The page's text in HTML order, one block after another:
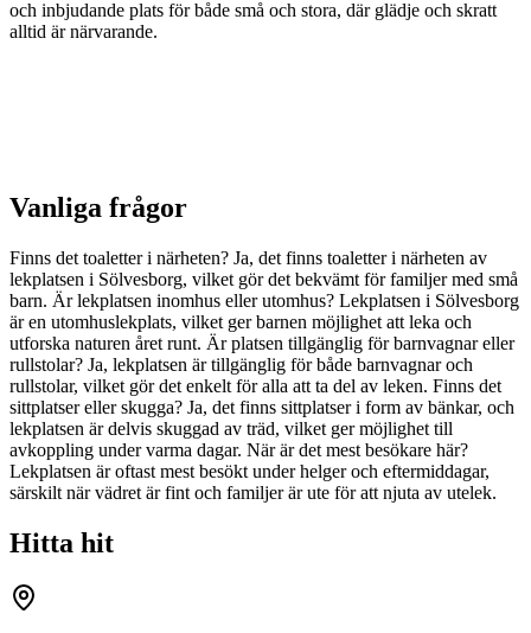
och inbjudande plats för både små och stora, där glädje och skratt
alltid är närvarande.
Vanliga frågor
Finns det toaletter i närheten? Ja, det finns toaletter i närheten av
lekplatsen i Sölvesborg, vilket gör det bekvämt för familjer med små
barn. Är lekplatsen inomhus eller utomhus? Lekplatsen i Sölvesborg
är en utomhuslekplats, vilket ger barnen möjlighet att leka och
utforska naturen året runt. Är platsen tillgänglig för barnvagnar eller
rullstolar? Ja, lekplatsen är tillgänglig för både barnvagnar och
rullstolar, vilket gör det enkelt för alla att ta del av leken. Finns det
sittplatser eller skugga? Ja, det finns sittplatser i form av bänkar, och
lekplatsen är delvis skuggad av träd, vilket ger möjlighet till
avkoppling under varma dagar. När är det mest besökare här?
Lekplatsen är oftast mest besökt under helger och eftermiddagar,
särskilt när vädret är fint och familjer är ute för att njuta av utelek.
Hitta hit